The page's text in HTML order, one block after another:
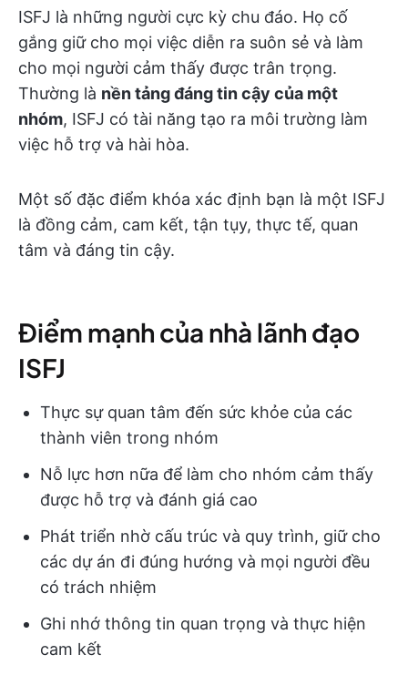
ISFJ là những người cực kỳ chu đáo. Họ cố
gắng giữ cho mọi việc diễn ra suôn sẻ và làm
cho mọi người cảm thấy được trân trọng.
Thường là nền tảng đáng tin cậy của một
nhóm, ISFJ có tài năng tạo ra môi trường làm
việc hỗ trợ và hài hòa.
Một số đặc điểm khóa xác định bạn là một ISFJ
là đồng cảm, cam kết, tận tụy, thực tế, quan
tâm và đáng tin cậy.
Điểm mạnh của nhà lãnh đạo
ISFJ
Thực sự quan tâm đến sức khỏe của các
thành viên trong nhóm
Nỗ lực hơn nữa để làm cho nhóm cảm thấy
được hỗ trợ và đánh giá cao
Phát triển nhờ cấu trúc và quy trình, giữ cho
các dự án đi đúng hướng và mọi người đều
có trách nhiệm
Ghi nhớ thông tin quan trọng và thực hiện
cam kết